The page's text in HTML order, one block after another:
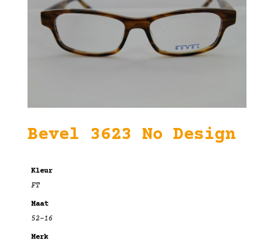
Bevel 3623 No Design
Kleur
FT
Maat
52-16
Merk